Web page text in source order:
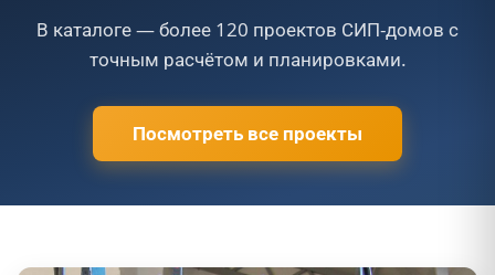
В каталоге — более 120 проектов СИП-домов с
точным расчётом и планировками.
Посмотреть все проекты